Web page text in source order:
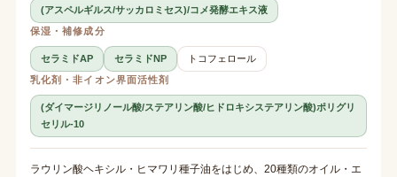
(アスペルギルス/サッカロミセス)/コメ発酵エキス液
保湿・補修成分
セラミドAP セラミドNP
トコフェロール
乳化剤・非イオン界面活性剤
(ダイマージリノール酸/ステアリン酸/ヒドロキシステアリン酸)ポリグリ
セリル-10
ラウリン酸ヘキシル・ヒマワリ種子油をはじめ、20種類のオイル・エ